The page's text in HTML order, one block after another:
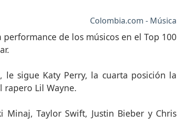
Colombia.com - Música
de los músicos en el Top 100
le sigue Katy Perry, la cuarta posición la
rapero Lil Wayne.
Taylor Swift, Justin Bieber y Chris